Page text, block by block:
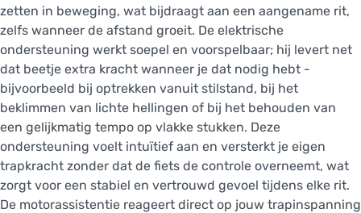
zetten in beweging, wat bijdraagt aan een aangename rit,
zelfs wanneer de afstand groeit. De elektrische
ondersteuning werkt soepel en voorspelbaar; hij levert net
dat beetje extra kracht wanneer je dat nodig hebt -
bijvoorbeeld bij optrekken vanuit stilstand, bij het
beklimmen van lichte hellingen of bij het behouden van
een gelijkmatig tempo op vlakke stukken. Deze
ondersteuning voelt intuïtief aan en versterkt je eigen
trapkracht zonder dat de fiets de controle overneemt, wat
zorgt voor een stabiel en vertrouwd gevoel tijdens elke rit.
De motorassistentie reageert direct op jouw trapinspanning